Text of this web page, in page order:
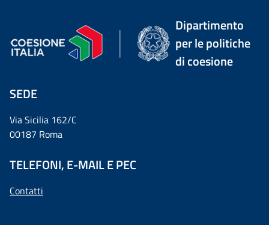
Dipartimento
per le politiche
di coesione
SEDE
Via Sicilia 162/C
00187 Roma
TELEFONI, E-MAIL E PEC
Contatti